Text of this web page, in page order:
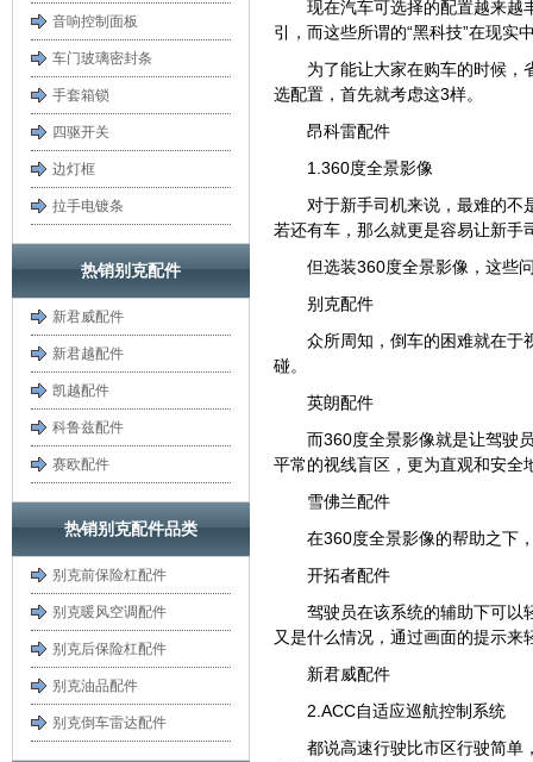
音响控制面板
车门玻璃密封条
手套箱锁
四驱开关
边灯框
拉手电镀条
热销别克配件
新君威配件
新君越配件
凯越配件
科鲁兹配件
赛欧配件
热销别克配件品类
别克前保险杠配件
别克暖风空调配件
别克后保险杠配件
别克油品配件
别克倒车雷达配件
现在汽车可选择的配置越来越
引，而这些所谓的“黑科技”在现实
为了能让大家在购车的时候，
选配置，首先就考虑这3样。
昂科雷配件
1.360度全景影像
对于新手司机来说，最难的不
若还有车，那么就更是容易让新手
但选装360度全景影像，这些
别克配件
众所周知，倒车的困难就在于
碰。
英朗配件
而360度全景影像就是让驾驶
平常的视线盲区，更为直观和安全
雪佛兰配件
在360度全景影像的帮助之下
开拓者配件
驾驶员在该系统的辅助下可以
又是什么情况，通过画面的提示
新君威配件
2.ACC自适应巡航控制系统
都说高速行驶比市区行驶简单